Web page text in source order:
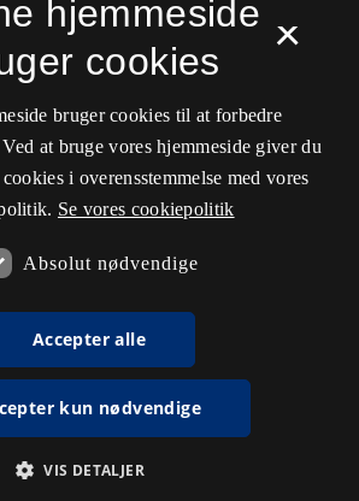
for sprog- og
(Trykt)
Bibliotek
×
hjemmeside
cookies
bruger cookies til at forbedre
at bruge vores hjemmeside giver du
i overensstemmelse med vores
Se vores cookiepolitik
Absolut nødvendige
Accepter alle
kun nødvendige
VIS DETALJER